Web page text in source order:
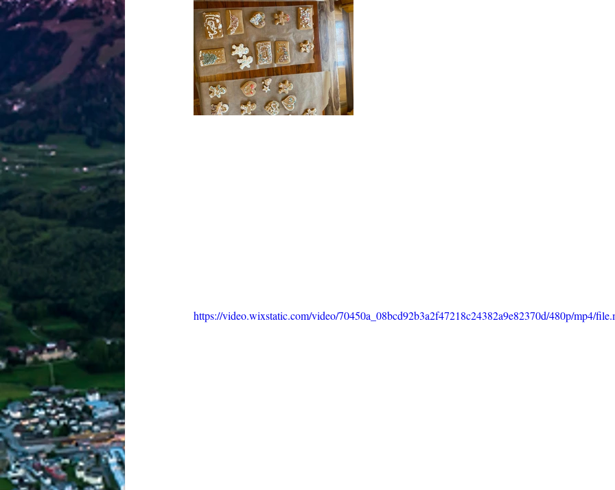
https://video.wixstatic.com/video/70450a_08bcd92b3a2f47218c24382a9e82370d/480p/mp4/